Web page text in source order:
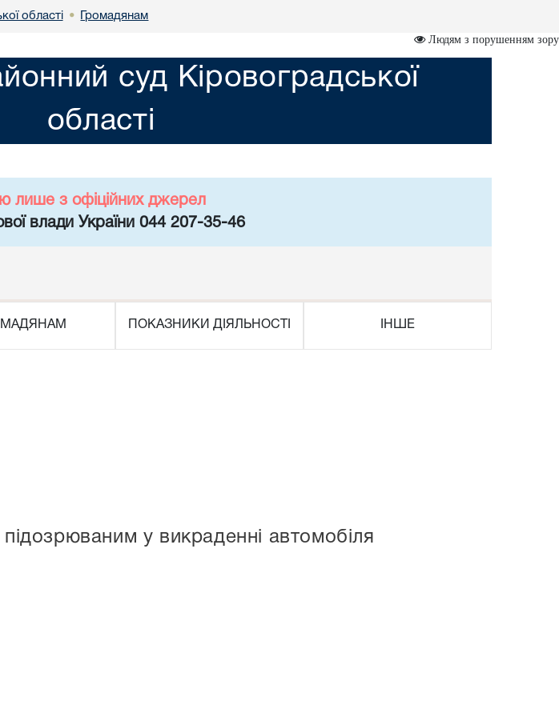
області • Громадянам
Людям з порушенням зору
суд Кіровоградської
області
лише з офіційних джерел
влади України 044 207-35-46
ПОКАЗНИКИ ДІЯЛЬНОСТІ ІНШЕ
у викраденні автомобіля